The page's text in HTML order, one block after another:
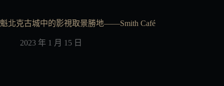
魁北克古城中的影視取景勝地——Smith Café
2023 年 1 月 15 日